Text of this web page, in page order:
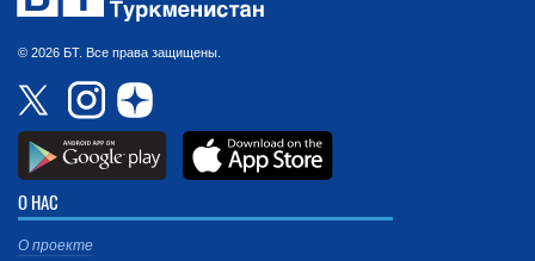
© 2026 БТ. Все права защищены.
О НАС
О проекте